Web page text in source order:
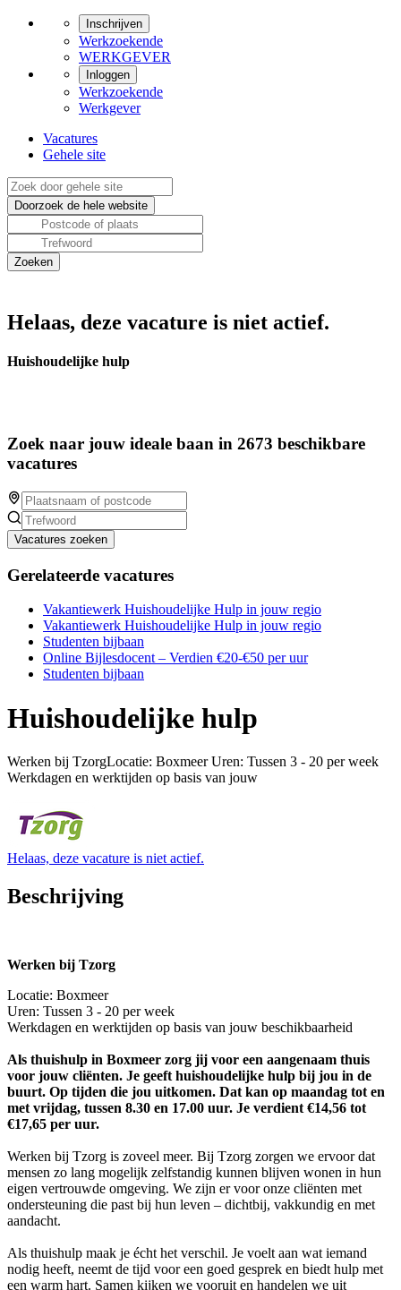
Inschrijven
Werkzoekende
WERKGEVER
Inloggen
Werkzoekende
Werkgever
Vacatures
Gehele site
Helaas, deze vacature is niet actief.
Huishoudelijke hulp
Zoek naar jouw ideale baan in 2673 beschikbare
vacatures
Vacatures zoeken
Gerelateerde vacatures
Vakantiewerk Huishoudelijke Hulp in jouw regio
Vakantiewerk Huishoudelijke Hulp in jouw regio
Studenten bijbaan
Online Bijlesdocent – Verdien €20-€50 per uur
Studenten bijbaan
Huishoudelijke hulp
Werken bij TzorgLocatie: Boxmeer Uren: Tussen 3 - 20 per week
Werkdagen en werktijden op basis van jouw
Helaas, deze vacature is niet actief.
Beschrijving
Werken bij Tzorg
Locatie: Boxmeer
Uren: Tussen 3 - 20 per week
Werkdagen en werktijden op basis van jouw beschikbaarheid
Als thuishulp in Boxmeer zorg jij voor een aangenaam thuis
voor jouw cliënten. Je geeft huishoudelijke hulp bij jou in de
buurt. Op tijden die jou uitkomen. Dat kan op maandag tot en
met vrijdag, tussen 8.30 en 17.00 uur. Je verdient €14,56 tot
€17,65 per uur.
Werken bij Tzorg is zoveel meer. Bij Tzorg zorgen we ervoor dat
mensen zo lang mogelijk zelfstandig kunnen blijven wonen in hun
eigen vertrouwde omgeving. We zijn er voor onze cliënten met
ondersteuning die past bij hun leven – dichtbij, vakkundig en met
aandacht.
Als thuishulp maak je écht het verschil. Je voelt aan wat iemand
nodig heeft, neemt de tijd voor een goed gesprek en biedt hulp met
een warm hart. Samen kijken we vooruit en handelen we uit